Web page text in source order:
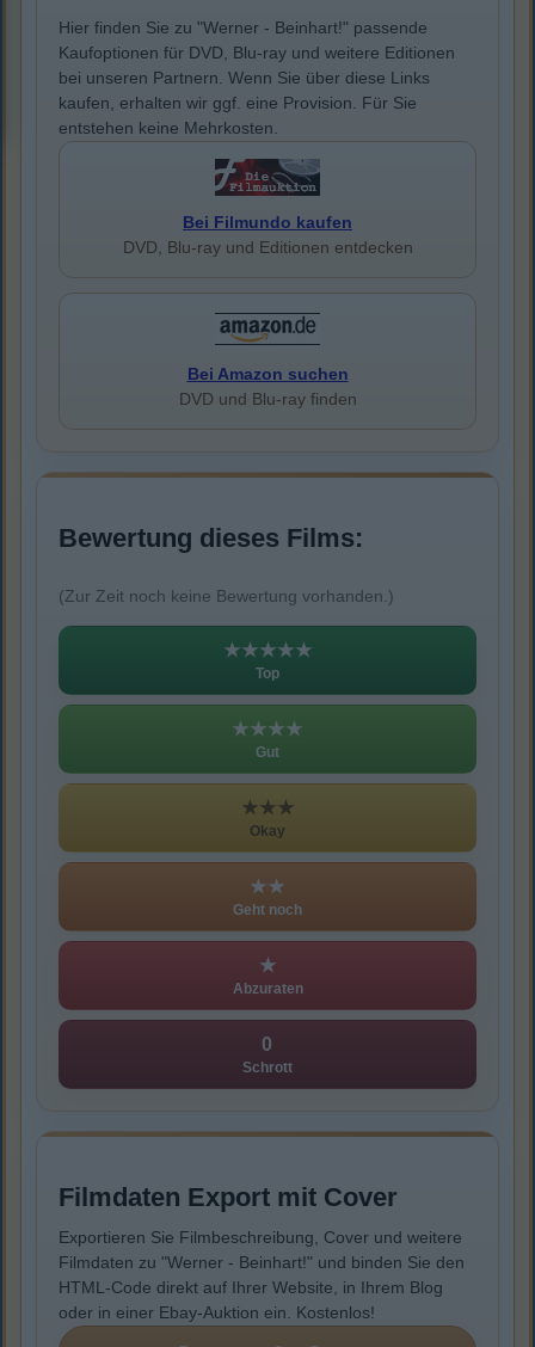
Hier finden Sie zu "Werner - Beinhart!" passende
Kaufoptionen für DVD, Blu-ray und weitere Editionen
bei unseren Partnern. Wenn Sie über diese Links
kaufen, erhalten wir ggf. eine Provision. Für Sie
entstehen keine Mehrkosten.
Bei Filmundo kaufen
DVD, Blu-ray und Editionen entdecken
Bei Amazon suchen
DVD und Blu-ray finden
Bewertung dieses Films:
(Zur Zeit noch keine Bewertung vorhanden.)
★★★★★
Top
★★★★
Gut
★★★
Okay
★★
Geht noch
★
Abzuraten
0
Schrott
Filmdaten Export mit Cover
Exportieren Sie Filmbeschreibung, Cover und weitere
Filmdaten zu "Werner - Beinhart!" und binden Sie den
HTML-Code direkt auf Ihrer Website, in Ihrem Blog
oder in einer Ebay-Auktion ein. Kostenlos!